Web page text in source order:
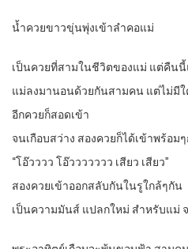
น้ำควยขาวขุ่นพุ่งเข้าลำคอแม่
เป็นควยที่สามในชีวิตของแม่ แต่คืน
แม่ลงมานอนด้วยกันสามคน แต่ไม่มี
อีกควยก็สอดเข้า
จนเกือบสว่าง สองควยก็ได้เข้าพร้อม
“โอ๊วววว โอ๊ววววววว เสียว เสียว”
สองควยเข้าออกสลับกันในรูใกล้ๆกัน
เป็นความมันส์ แปลกใหม่ สำหรับแม่